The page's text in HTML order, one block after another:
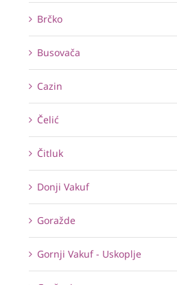
Brčko
Busovača
Cazin
Čelić
Čitluk
Donji Vakuf
Goražde
Gornji Vakuf - Uskoplje